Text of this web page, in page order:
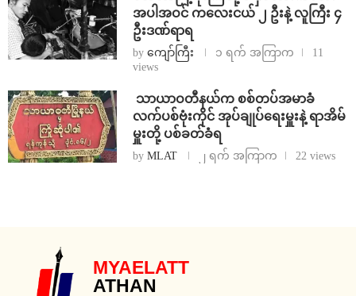
အပါအဝင် ကလေးငယ် ၂ ဦးနဲ့ လူကြီး ၄
ဦးဒဏ်ရာရ
by ကျော်ကြီး ၁ ရက် အကြာက
11
views
⁩ ⁨သာယာဝတီနယ်က စစ်တပ်အမာခံ
လက်ပစ်ဗုံးကိုင် အုပ်ချုပ်ရေးမှူးနဲ့ ရာအိမ်
မှူးတို့ ပစ်ခတ်ခံရ
by MLAT ၂ ရက် အကြာက 22 views
MYAELATT
ATHAN